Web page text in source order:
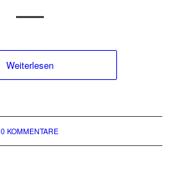
Weiterlesen
0 KOMMENTARE